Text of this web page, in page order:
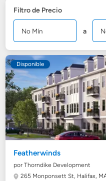
Filtro de Precio
a
Disponible
Featherwinds
por Thorndike Development
265 Monponsett St, Halifax,